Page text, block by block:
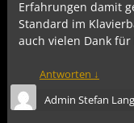
Erfahrungen damit
Standard im
auch vielen Dank für
Antworten ↓
Admin Stefan Lang